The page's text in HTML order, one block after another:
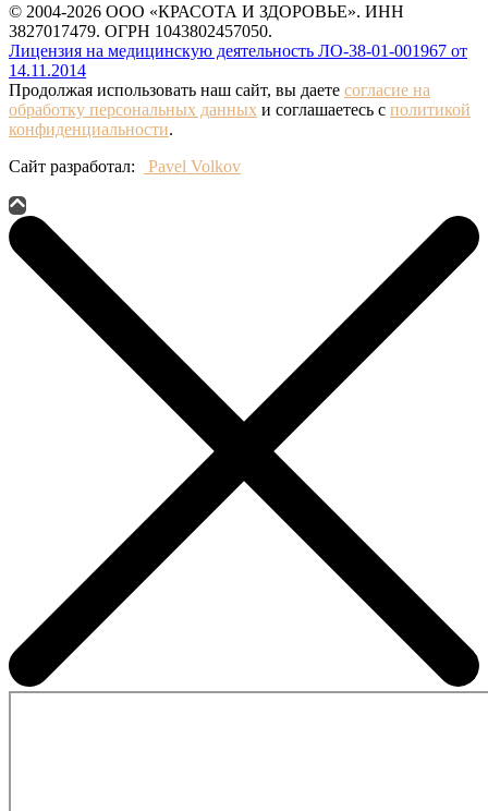
© 2004-2026 ООО «КРАСОТА И ЗДОРОВЬЕ». ИНН
3827017479. ОГРН 1043802457050.
Лицензия на медицинскую деятельность ЛО-38-01-001967 от
14.11.2014
Продолжая использовать наш сайт, вы даете согласие на
обработку персональных данных и соглашаетесь с политикой
конфиденциальности.
Сайт разработал:
Pavel Volkov